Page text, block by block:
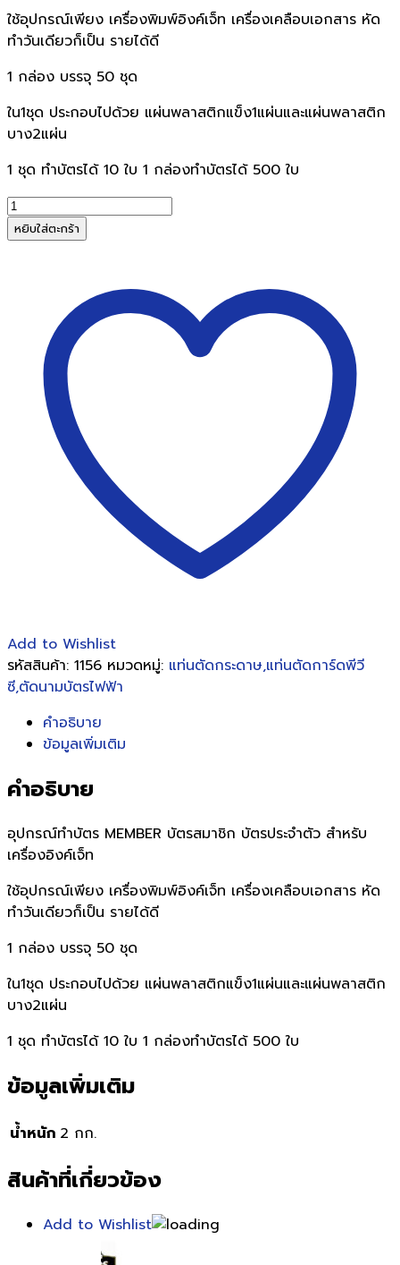
ใช้อุปกรณ์เพียง เครื่องพิมพ์อิงค์เจ็ท เครื่องเคลือบเอกสาร หัด
ทำวันเดียวก็เป็น รายได้ดี
1 กล่อง บรรจุ 50 ชุด
ใน1ชุด ประกอบไปด้วย แผ่นพลาสติกแข็ง1แผ่นและแผ่นพลาสติก
บาง2แผ่น
1 ชุด ทำบัตรได้ 10 ใบ 1 กล่องทำบัตรได้ 500 ใบ
จำนวน
Inkjetแผ่น
พี
นามบัตร
แข็งA4
สำหรับ
เครื่องพิมพ์INKJET
หยิบใส่ตะกร้า
Add to Wishlist
รหัสสินค้า: 1156 หมวดหมู่: แท่นตัดกระดาษ,แท่นตัดการ์ดพีวี
ซี,ตัดนามบัตรไฟฟ้า
คำอธิบาย
ข้อมูลเพิ่มเติม
คำอธิบาย
อุปกรณ์ทำบัตร MEMBER บัตรสมาชิก บัตรประจำตัว สำหรับ
เครื่องอิงค์เจ็ท
ใช้อุปกรณ์เพียง เครื่องพิมพ์อิงค์เจ็ท เครื่องเคลือบเอกสาร หัด
ทำวันเดียวก็เป็น รายได้ดี
1 กล่อง บรรจุ 50 ชุด
ใน1ชุด ประกอบไปด้วย แผ่นพลาสติกแข็ง1แผ่นและแผ่นพลาสติก
บาง2แผ่น
1 ชุด ทำบัตรได้ 10 ใบ 1 กล่องทำบัตรได้ 500 ใบ
ข้อมูลเพิ่มเติม
น้ำหนัก 2 กก.
สินค้าที่เกี่ยวข้อง
Add to Wishlist